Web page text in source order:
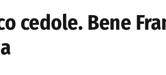
cedole. Bene